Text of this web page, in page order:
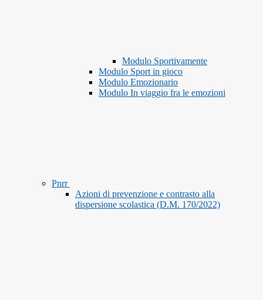
Modulo Sportivamente
Modulo Sport in gioco
Modulo Emozionario
Modulo In viaggio fra le emozioni
Pnrr
Azioni di prevenzione e contrasto alla
dispersione scolastica (D.M. 170/2022)